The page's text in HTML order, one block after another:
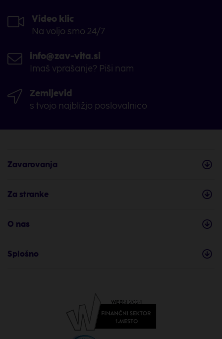
Video klic
Na voljo smo 24/7
info@zav-vita.si
Imaš vprašanje? Piši nam
Zemljevid
s tvojo najbližjo poslovalnico
Zavarovanja
Za stranke
O nas
Splošno